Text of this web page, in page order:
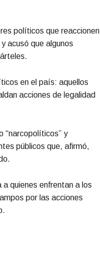
políticos que reaccionen
acusó que algunos
en el país: aquellos
acciones de legalidad
“narcopolíticos” y
públicos que, afirmó,
quienes enfrentan a los
por las acciones